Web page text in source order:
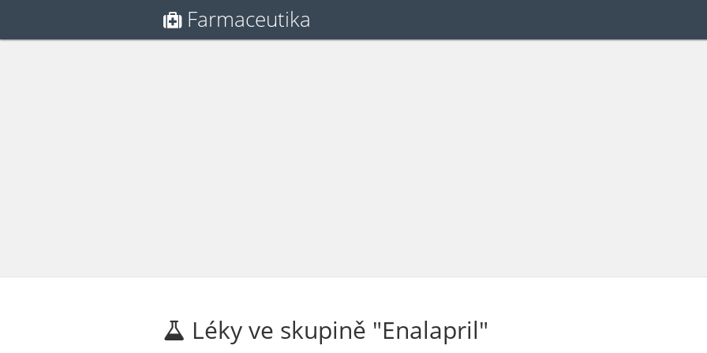
Farmaceutika
Léky ve skupině "Enalapril"